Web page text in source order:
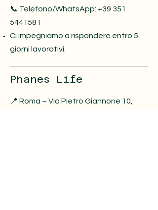
📞 Telefono/WhatsApp: +39 351
5441581
Ci impegniamo a rispondere entro 5
giorni lavorativi.
Phanes Life
📍 Roma – Via Pietro Giannone 10,